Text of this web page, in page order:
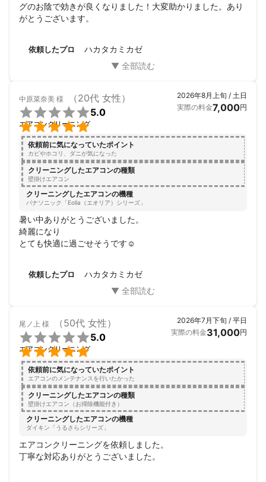
グのお陰で効きが良くなりました！大変助かりました。あり
がとうございます。
依頼したプロ ハカタカミカゼ
中原菜奈美 様 （20代 女性）


5.0
エアコンクリーニング
2026年8月上旬 / 土日
実際の料金7,000円
依頼前に気になっていたポイント
カビやホコリ、ダニが気になった
クリーニングしたエアコンの種類
壁掛けエアコン
クリーニングしたエアコンの機種
パナソニック「Eolia（エオリア）シリーズ」
暑い中ありがとうございました。
綺麗になり
とても快適に過ごせそうです☺️
依頼したプロ ハカタカミカゼ
尾ノ上 様 （50代 女性）


5.0
エアコンクリーニング
2026年7月下旬 / 平日
実際の料金31,000円
依頼前に気になっていたポイント
エアコンのメンテナンスを行いたかった
クリーニングしたエアコンの種類
壁掛けエアコン（お掃除機能付き）
クリーニングしたエアコンの機種
ダイキン「うるさらシリーズ」
エアコンクリーニングを依頼しました。
丁寧な対応ありがとうございました。